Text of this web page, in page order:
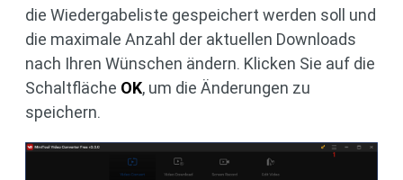
die Wiedergabeliste gespeichert werden soll und
die maximale Anzahl der aktuellen Downloads
nach Ihren Wünschen ändern. Klicken Sie auf die
Schaltfläche OK, um die Änderungen zu
speichern.